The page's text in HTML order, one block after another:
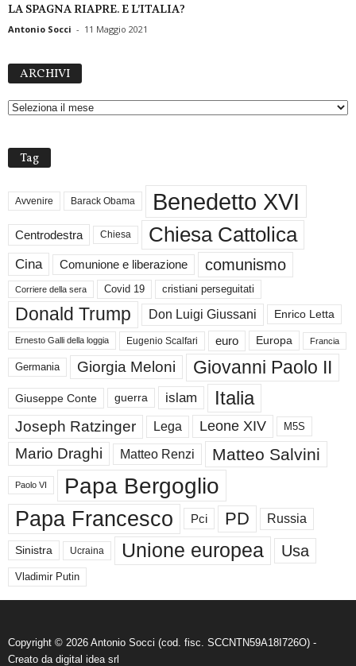
LA SPAGNA RIAPRE. E L’ITALIA?
Antonio Socci - 11 Maggio 2021
ARCHIVI
H
Tag
Avvenire Barack Obama Benedetto XVI
Centrodestra Chiesa Chiesa Cattolica
Cina Comunione e liberazione comunismo
Corriere della sera Covid 19 cristiani perseguitati
Donald Trump Don Luigi Giussani Enrico Letta
Ernesto Galli della loggia Eugenio Scalfari euro Europa Francia
Germania Giorgia Meloni Giovanni Paolo II
Giuseppe Conte guerra islam Italia
Joseph Ratzinger Lega Leone XIV M5S
Mario Draghi Matteo Renzi Matteo Salvini
Paolo VI Papa Bergoglio
Papa Francesco Pci PD Russia
Sinistra Ucraina Unione europea Usa
Vladimir Putin
Copyright © 2026 Antonio Socci (cod. fisc. SCCNTN59A18I726O) -
Creato da digital idea srl